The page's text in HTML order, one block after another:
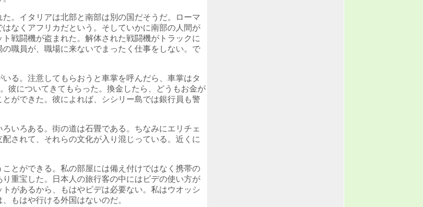
。イタリアは北部と南部は別の国だそうだ。ローマ
なくアフリカだという。そしていかに南部の人間が
戦闘機が盗まれた。解体された戦闘機がトラックに
職員が、職場に来ないでまったく仕事をしない。で
る。注意してもらおうと車掌を呼んだら、車掌はタ
彼についてきてもらった。換金したら、どうもお金が
ができた。彼によれば、シシリー島では銀行員も警
いろある。街の道は石畳である。ちなみにエリチェ
されて、それらの文化が入り混じっている。近くに
とができる。私の部屋には備え付けではなく携帯の
重宝した。日本人の旅行客の中にはビデの使い方が
があるから、もはやビデは必要ない。私はウオッシ
もはや行ける外国はないのだ。